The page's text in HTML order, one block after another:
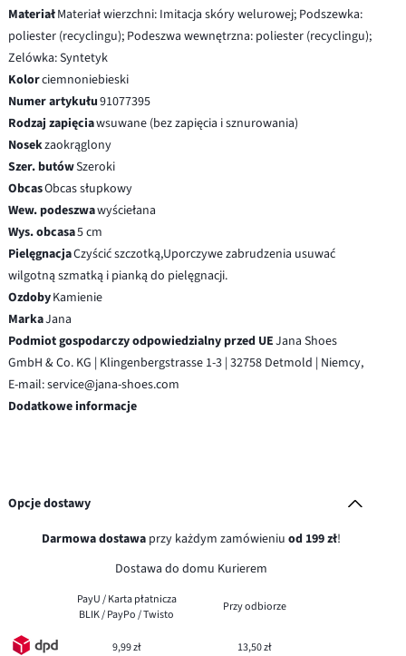
MateriałMateriał wierzchni: Imitacja skóry welurowej; Podszewka:
poliester (recyclingu); Podeszwa wewnętrzna: poliester (recyclingu);
Zelówka: Syntetyk
Kolorciemnoniebieski
Numer artykułu91077395
Rodzaj zapięciawsuwane (bez zapięcia i sznurowania)
Nosekzaokrąglony
Szer. butówSzeroki
ObcasObcas słupkowy
Wew. podeszwawyściełana
Wys. obcasa5 cm
PielęgnacjaCzyścić szczotką,Uporczywe zabrudzenia usuwać
wilgotną szmatką i pianką do pielęgnacji.
OzdobyKamienie
MarkaJana
Podmiot gospodarczy odpowiedzialny przed UEJana Shoes
GmbH & Co. KG | Klingenbergstrasse 1-3 | 32758 Detmold | Niemcy,
E-mail: service@jana-shoes.com
Dodatkowe informacje
Opcje dostawy
Darmowa dostawaprzy każdym zamówieniu od 199 zł!
Dostawa do domu Kurierem
PayU / Karta płatnicza
BLIK / PayPo / Twisto
Przy odbiorze
9,99 zł 13,50 zł